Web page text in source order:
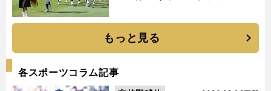
もっと見る
各スポーツコラム記事